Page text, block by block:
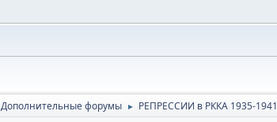
Дополнительные форумы ► РЕПРЕССИИ в РККА 1935-1941